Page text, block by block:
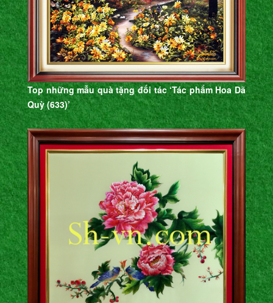
Top những mẫu quà tặng đối tác ‘Tác phẩm Hoa Dã
Quỳ (633)’